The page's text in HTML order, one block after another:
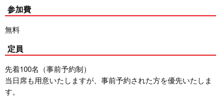
参加費
無料
定員
先着100名（事前予約制）
当日席も用意いたしますが、事前予約された方を優先いたしま
す。